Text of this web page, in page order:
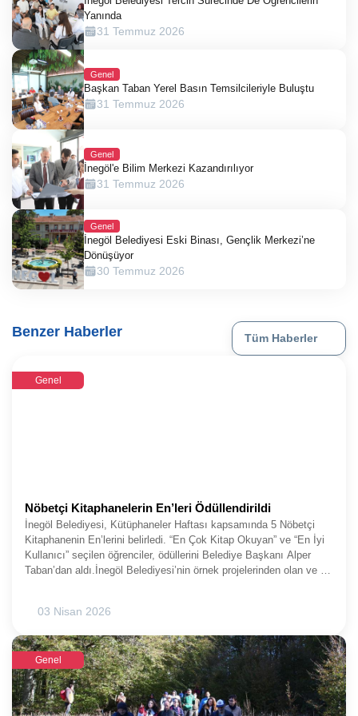
Yanında
31 Temmuz 2026
Genel
Başkan Taban Yerel Basın Temsilcileriyle Buluştu
31 Temmuz 2026
Genel
İnegöl'e Bilim Merkezi Kazandırılıyor
31 Temmuz 2026
Genel
İnegöl Belediyesi Eski Binası, Gençlik Merkezi’ne
Dönüşüyor
30 Temmuz 2026
Benzer Haberler Tüm Haberler
Genel
Nöbetçi Kitaphanelerin En’leri Ödüllendirildi
İnegöl Belediyesi, Kütüphaneler Haftası kapsamında 5 Nöbetçi
Kitaphanenin En’lerini belirledi. “En Çok Kitap Okuyan” ve “En İyi
Kullanıcı” seçilen öğrenciler, ödüllerini Belediye Başkanı Alper
Taban’dan aldı.İnegöl Belediyesi’nin örnek projelerinden olan ve 40
kapsamında artık geleneksel hale gelen Kitaphane En’lerinin
Kent Meydanı içerisinde bulunan D Blok Nöbetçi Kitaphanede
yapılan törende, Nöbetçi Kitaphanelerin “En Çok Kitap Okuyan” ve
“En İyi Kullanıcı” ödüllerini almaya hak kazanan öğrencilere
ödüllerini Belediye Başkanı Alper Taban ile meclis üyeleri
yaptı.KÜTÜPHANELERİMİZİ EVİNİZ GİBİ GÖRÜNÖğrenciler ve
03 Nisan 2026
Genel